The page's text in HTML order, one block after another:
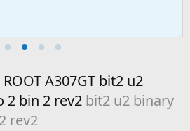
ROOT A307GT bit2 u2
2 bin 2 rev2 bit2 u2 binary
rev2